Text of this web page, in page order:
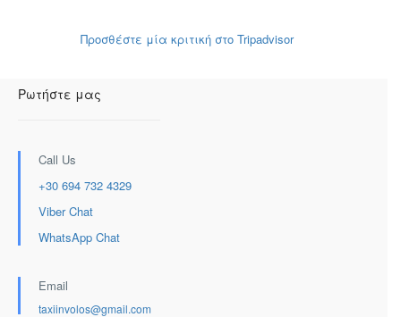
Προσθέστε μία κριτική στο Tripadvisor
Ρωτήστε μας
Call Us
+30 694 732 4329
Viber Chat
WhatsApp Chat
Email
taxiinvolos@gmail.com